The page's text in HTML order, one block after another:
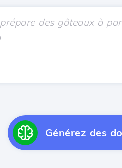
Générez des